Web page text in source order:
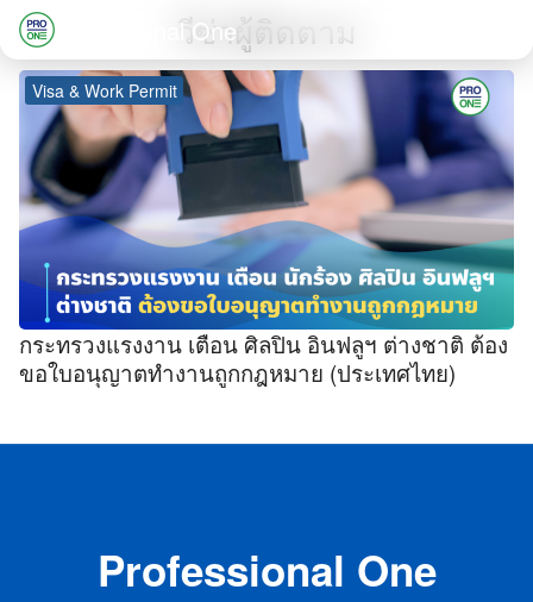
Skip
content
Professional One
Search
for:
วีซ่าผู้ติดตาม
Visa & Work Permit
กระทรวงแรงงาน เตือน ศิลปิน อินฟลูฯ ต่างชาติ ต้อง
ขอใบอนุญาตทำงานถูกกฎหมาย (ประเทศไทย)
Professional One